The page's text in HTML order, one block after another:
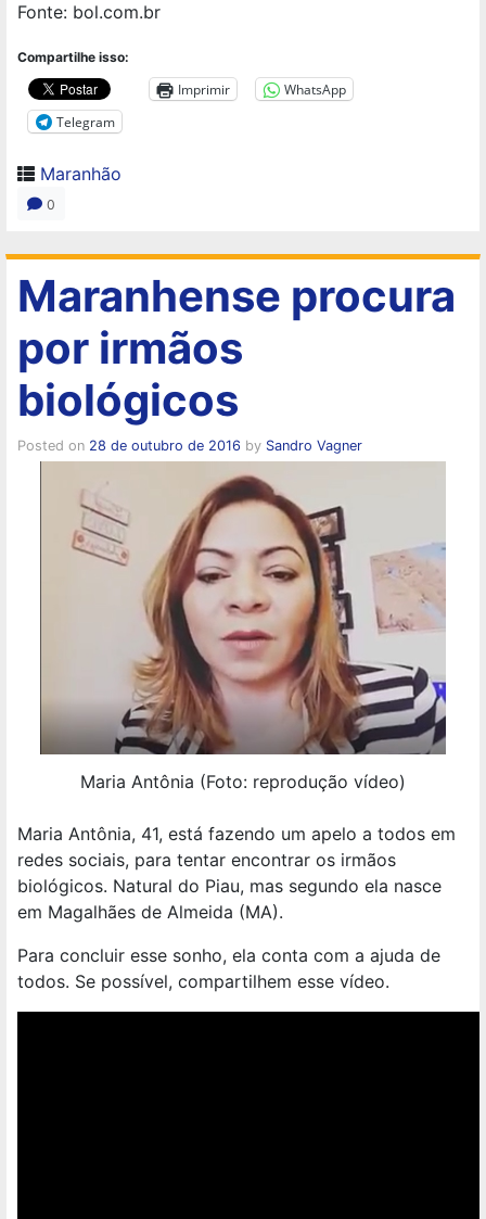
Fonte: bol.com.br
Compartilhe isso:
Imprimir
WhatsApp
Telegram
Maranhão
0
Maranhense procura
por irmãos
biológicos
Posted on 28 de outubro de 2016 by Sandro Vagner
Maria Antônia (Foto: reprodução vídeo)
Maria Antônia, 41, está fazendo um apelo a todos em
redes sociais, para tentar encontrar os irmãos
biológicos. Natural do Piau, mas segundo ela nasce
em Magalhães de Almeida (MA).
Para concluir esse sonho, ela conta com a ajuda de
todos. Se possível, compartilhem esse vídeo.